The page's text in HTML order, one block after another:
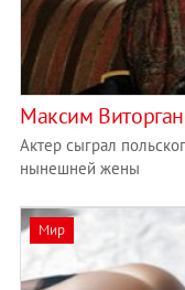
Максим
Актер сыграл
нынешней жены
Мир